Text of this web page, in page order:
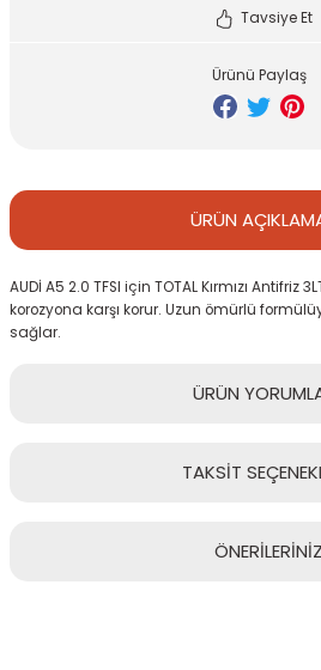
Tavsiye Et
Ürünü Paylaş
ÜRÜN
AUDİ A5 2.0 TFSI için TOTAL Kırmızı Antifriz
korozyona karşı korur. Uzun ömürlü
sağlar.
ÜRÜN
TAKSİT
ÖNERİLERİNİZ